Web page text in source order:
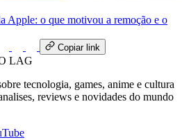
Apple: o que motivou a remoção e o
Copiar link
LAG
tecnologia, games, anime e cultura
reviews e novidades do mundo